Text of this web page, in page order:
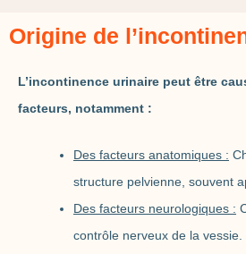
Origine de
L’incontinence urinaire peut être
facteurs, notamment :
Des facteurs anatomiques :
structure pelvienne, souvent
Des facteurs neurologiques :
contrôle nerveux de la vessie.